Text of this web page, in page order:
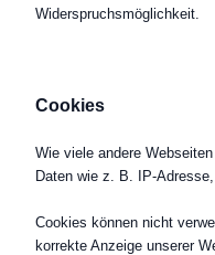
Widerspruchsmöglichkeit.
Cookies
Wie viele andere
Daten wie z. B. IP-
Cookies können nicht
korrekte Anzeige unserer